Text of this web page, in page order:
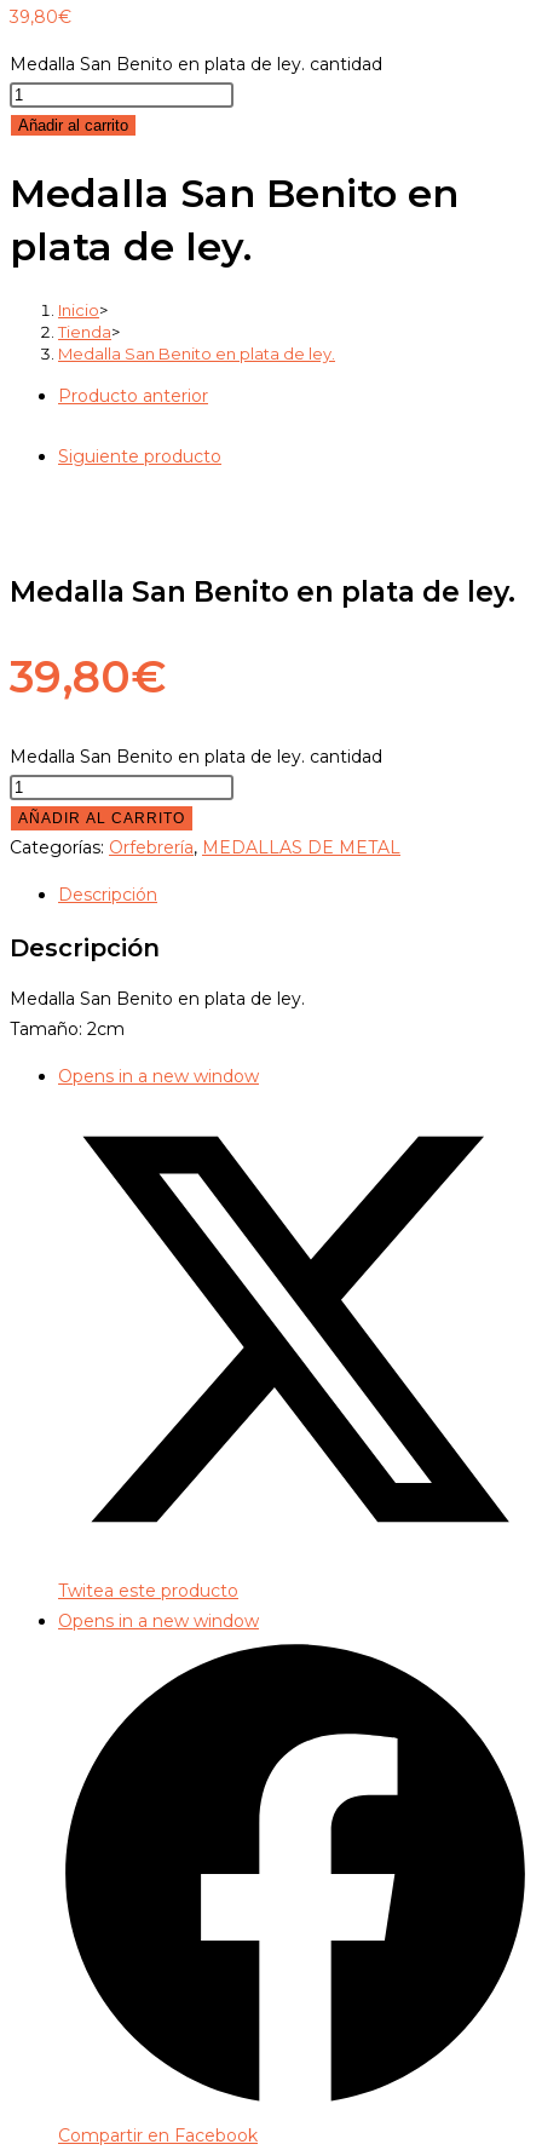
39,80€
Medalla San Benito en plata de ley. cantidad
Añadir al carrito
Medalla San Benito en
plata de ley.
Inicio>
Tienda>
Medalla San Benito en plata de ley.
Producto anterior
Siguiente producto
Medalla San Benito en plata de ley.
39,80€
Medalla San Benito en plata de ley. cantidad
AÑADIR AL CARRITO
Categorías: Orfebrería, MEDALLAS DE METAL
Descripción
Descripción
Medalla San Benito en plata de ley.
Tamaño: 2cm
Opens in a new window
Twitea este producto
Opens in a new window
Compartir en Facebook